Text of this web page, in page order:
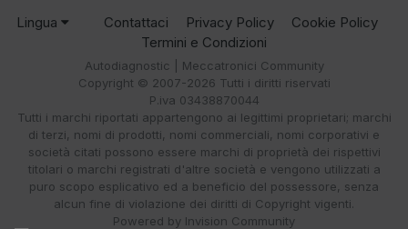
Lingua Contattaci Privacy Policy
Cookie Policy
Termini e Condizioni
Autodiagnostic | Meccatronici Community
Copyright © 2007-2026 Tutti i diritti riservati
P.iva 03438870044
Tutti i marchi riportati appartengono ai legittimi proprietari; marchi
di terzi, nomi di prodotti, nomi commerciali, nomi corporativi e
società citati possono essere marchi di proprietà dei rispettivi
titolari o marchi registrati d'altre società e vengono utilizzati a
puro scopo esplicativo ed a beneficio del possessore, senza
alcun fine di violazione dei diritti di Copyright vigenti.
Powered by Invision Community